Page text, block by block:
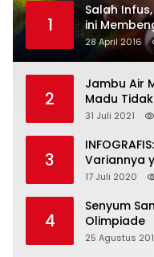
1
Salah
ini
28 April 2016
2
Jambu Air
Madu
31 Juli 2021
3
Variannya
17 Juli 2020
4
Senyum
Olimpiade
25 Agustus